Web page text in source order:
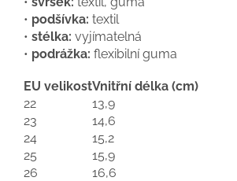
• podšívka: textil
• stélka: vyjímatelná
• podrážka: flexibilní guma
EU velikostVnitřní délka (cm)
22
13,9
23
14,6
24
15,2
25
15,9
26
16,6